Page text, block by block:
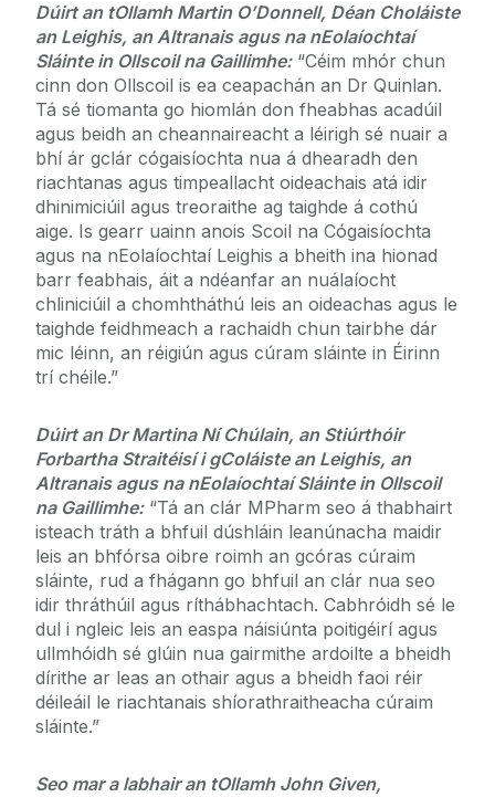
Dúirt an tOllamh Martin O’Donnell, Déan Choláiste
an Leighis, an Altranais agus na nEolaíochtaí
Sláinte in Ollscoil na Gaillimhe:“Céim mhór chun
cinn don Ollscoil is ea ceapachán an Dr Quinlan.
Tá sé tiomanta go hiomlán don fheabhas acadúil
agus beidh an cheannaireacht a léirigh sé nuair a
bhí ár gclár cógaisíochta nua á dhearadh den
riachtanas agus timpeallacht oideachais atá idir
dhinimiciúil agus treoraithe ag taighde á cothú
aige. Is gearr uainn anois Scoil na Cógaisíochta
agus na nEolaíochtaí Leighis a bheith ina hionad
barr feabhais, áit a ndéanfar an nuálaíocht
chliniciúil a chomhtháthú leis an oideachas agus le
taighde feidhmeach a rachaidh chun tairbhe dár
mic léinn, an réigiún agus cúram sláinte in Éirinn
trí chéile.”
Dúirt an Dr Martina Ní Chúlain, an Stiúrthóir
Forbartha Straitéisí i gColáiste an Leighis, an
Altranais agus na nEolaíochtaí Sláinte in Ollscoil
na Gaillimhe:“Tá an clár MPharm seo á thabhairt
isteach tráth a bhfuil dúshláin leanúnacha maidir
leis an bhfórsa oibre roimh an gcóras cúraim
sláinte, rud a fhágann go bhfuil an clár nua seo
idir thráthúil agus ríthábhachtach. Cabhróidh sé le
dul i ngleic leis an easpa náisiúnta poitigéirí agus
ullmhóidh sé glúin nua gairmithe ardoilte a bheidh
dírithe ar leas an othair agus a bheidh faoi réir
déileáil le riachtanais shíorathraitheacha cúraim
sláinte.”
Seo mar a labhair an tOllamh John Given,